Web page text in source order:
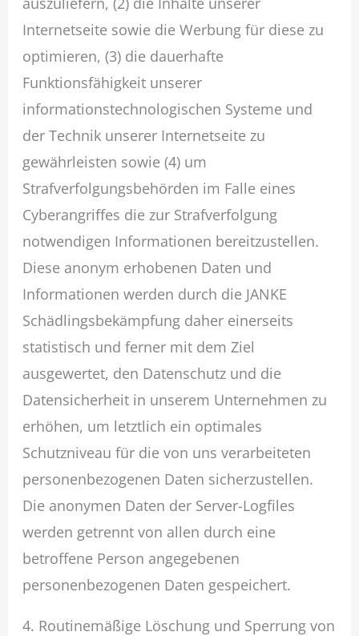
Internetseite sowie die Werbung für diese zu
optimieren, (3) die dauerhafte
Funktionsfähigkeit unserer
informationstechnologischen Systeme und
der Technik unserer Internetseite zu
gewährleisten sowie (4) um
Strafverfolgungsbehörden im Falle eines
Cyberangriffes die zur Strafverfolgung
notwendigen Informationen bereitzustellen.
Diese anonym erhobenen Daten und
Informationen werden durch die JANKE
Schädlingsbekämpfung daher einerseits
statistisch und ferner mit dem Ziel
ausgewertet, den Datenschutz und die
Datensicherheit in unserem Unternehmen zu
erhöhen, um letztlich ein optimales
Schutzniveau für die von uns verarbeiteten
personenbezogenen Daten sicherzustellen.
Die anonymen Daten der Server-Logfiles
werden getrennt von allen durch eine
betroffene Person angegebenen
personenbezogenen Daten gespeichert.
4. Routinemäßige Löschung und Sperrung von